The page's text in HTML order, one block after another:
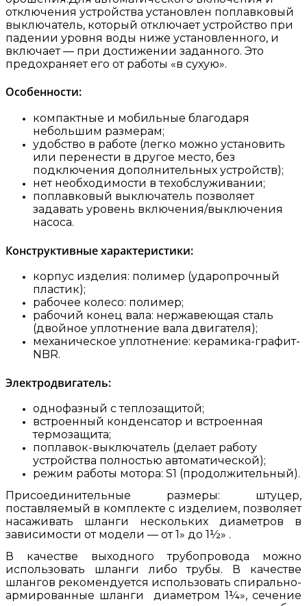
отключения устройства установлен поплавковый
выключатель, который отключает устройство при
падении уровня воды ниже установленного, и
включает — при достижении заданного. Это
предохраняет его от работы «в сухую».
Особенности:
компактные и мобильные благодаря
небольшим размерам;
удобство в работе (легко можно установить
или перенести в другое место, без
подключения дополнительных устройств);
нет необходимости в техобслуживании;
поплавковый выключатель позволяет
задавать уровень включения/выключения
насоса.
Конструктивные характеристики:
корпус изделия: полимер (ударопрочный
пластик);
рабочее колесо: полимер;
рабочий конец вала: нержавеющая сталь
(двойное уплотнение вала двигателя);
механическое уплотнение: керамика-графит-
NBR.
Электродвигатель:
однофазный с теплозащитой;
встроенный конденсатор и встроенная
термозащита;
поплавок-выключатель (делает работу
устройства полностью автоматической);
режим работы мотора: S1 (продолжительный).
Присоединительные размеры: штуцер,
поставляемый в комплекте с изделием, позволяет
насаживать шланги нескольких диаметров в
зависимости от модели — от 1» до 1½» .
В качестве выходного трубопровода можно
использовать шланги либо трубы. В качестве
шлангов рекомендуется использовать спирально-
армированные шланги диаметром 1¼», сечение